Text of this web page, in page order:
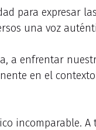
para expresar
una voz
a enfrentar
en el
incomparable.